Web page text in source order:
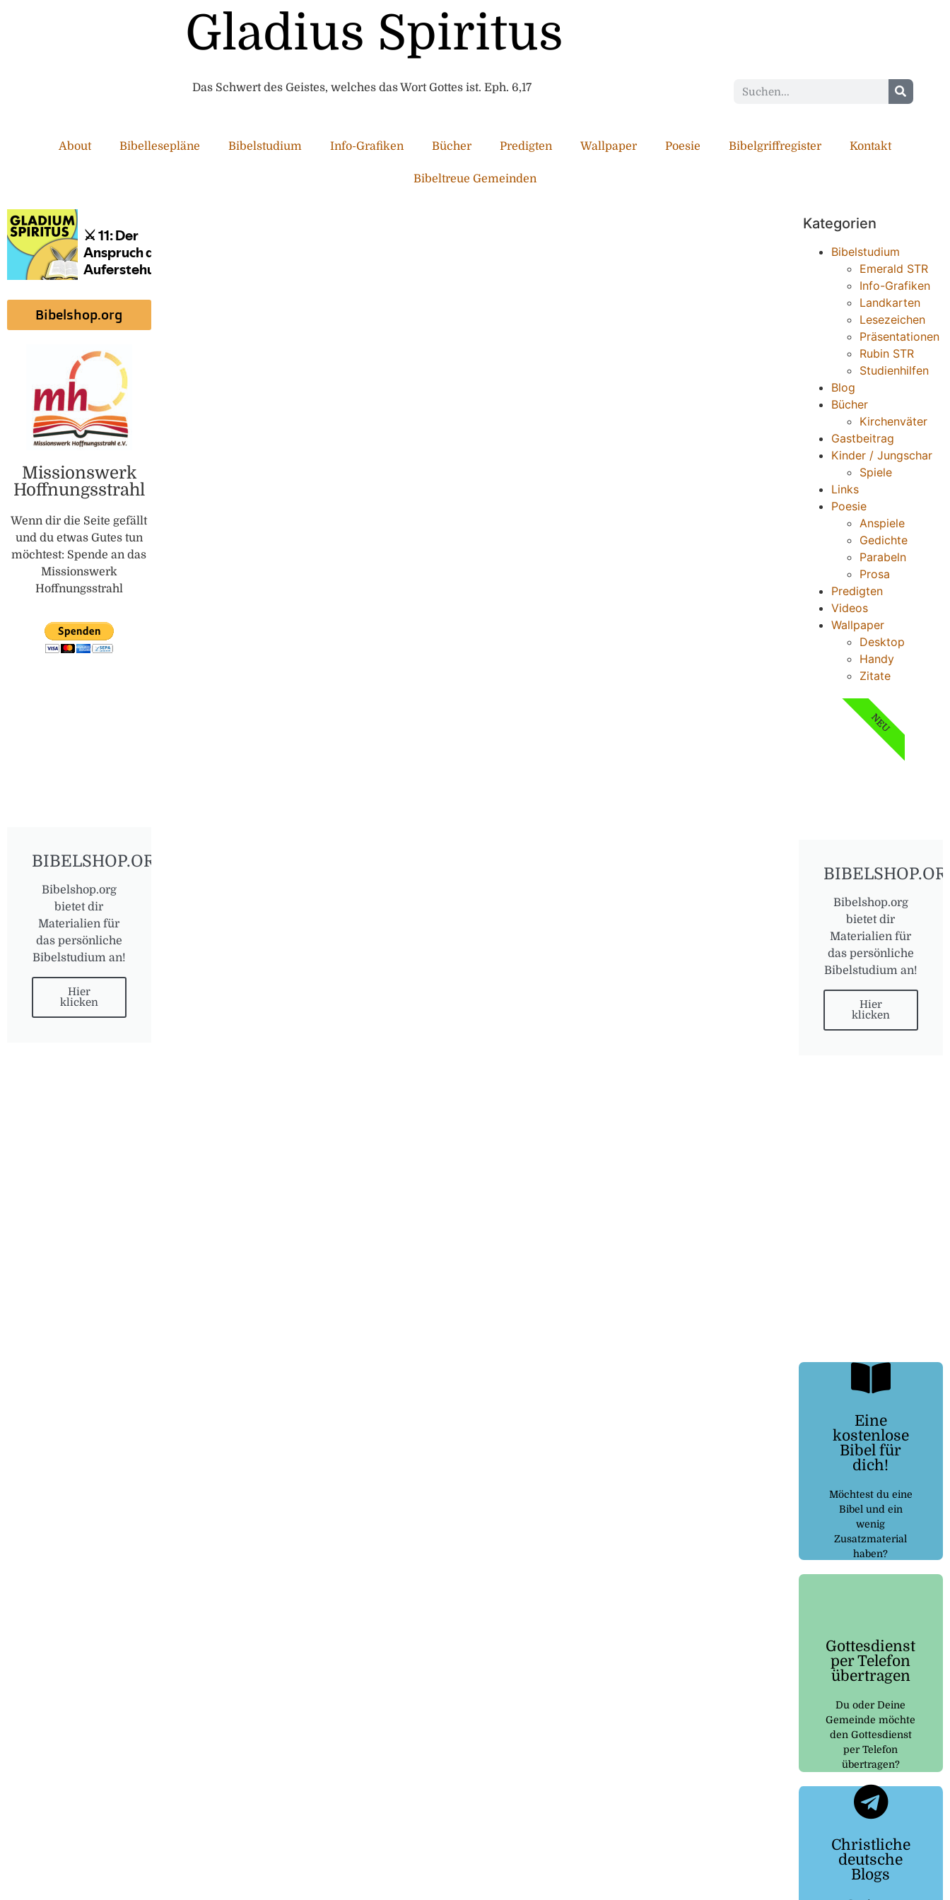
Gladius Spiritus
Das Schwert des Geistes, welches das Wort Gottes ist. Eph. 6,17
About Bibellesepläne Bibelstudium Info-Grafiken Bücher Predigten Wallpaper Poesie Bibelgriffregister Kontakt
Bibeltreue Gemeinden
Bibelshop.org
Missionswerk
Hoffnungsstrahl
Wenn dir die Seite gefällt
und du etwas Gutes tun
möchtest: Spende an das
Missionswerk
Hoffnungsstrahl
BIBELSHOP.ORG
Bibelshop.org
bietet dir
Materialien für
das persönliche
Bibelstudium an!
Hier
klicken
Kategorien
Bibelstudium
Emerald STR
Info-Grafiken
Landkarten
Lesezeichen
Präsentationen
Rubin STR
Studienhilfen
Blog
Bücher
Kirchenväter
Gastbeitrag
Kinder / Jungschar
Spiele
Links
Poesie
Anspiele
Gedichte
Parabeln
Prosa
Predigten
Videos
Wallpaper
Desktop
Handy
Zitate
Bibelshop.org
bietet dir
Materialien für
das persönliche
Bibelstudium an!
Hier
klicken
NEU
Eine
kostenlose
Bibel für
dich!
Möchtest du eine
Bibel und ein
wenig
Zusatzmaterial
haben?
Dann folge
dem Link:
Kostenlosebibel.de
Gottesdienst
per Telefon
übertragen
Du oder Deine
Gemeinde möchte
den Gottesdienst
per Telefon
übertragen?
erklärt, wie das
funktioniert und
was du dafür
benötigst.
Hier
klicken
Christliche
deutsche
Blogs
Button um zu dem
Kanal zu kommen